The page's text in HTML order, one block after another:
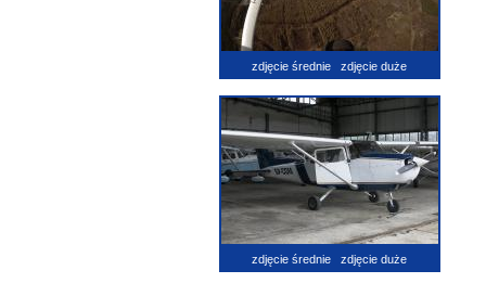
zdjęcie średnie zdjęcie duże
zdjęcie średnie zdjęcie duże